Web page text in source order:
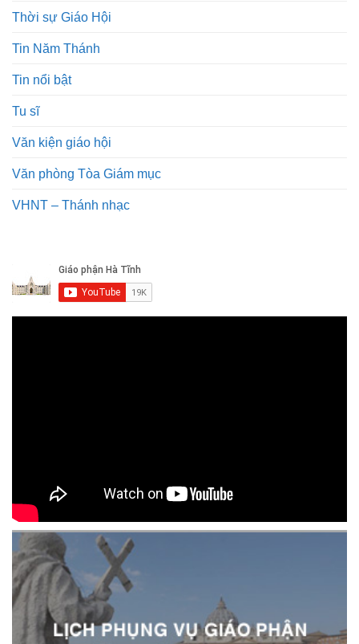
Thời sự Giáo Hội
Tin Năm Thánh
Tin nổi bật
Tu sĩ
Văn kiện giáo hội
Văn phòng Tòa Giám mục
VHNT – Thánh nhạc